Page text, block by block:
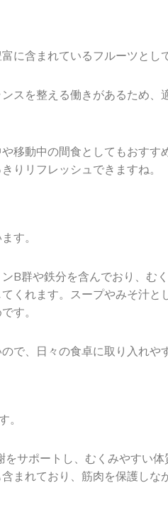
に含まれているフルーツとし
スを整える働きがあるため、
移動中の間食としてもおすす
りリフレッシュできますね。
す。
B群や鉄分を含んでおり、む
くれます。スープやみそ汁と
す。
で、日々の食卓に取り入れや
。
サポートし、むくみやすい体
まれており、筋肉を保護しな